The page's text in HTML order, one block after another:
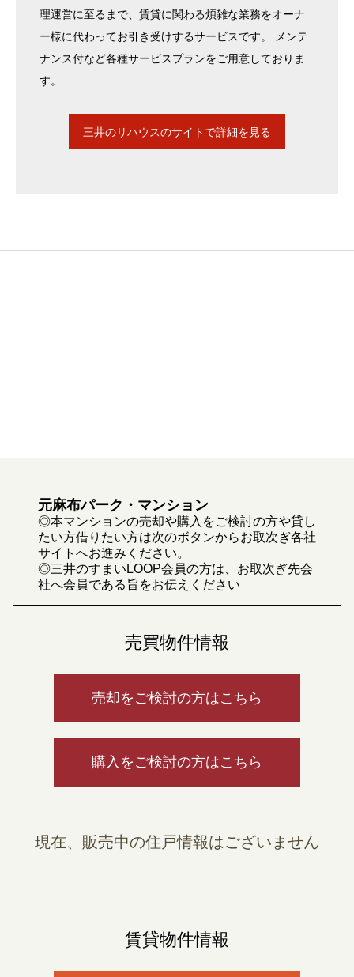
理運営に至るまで、賃貸に関わる煩雑な業務をオーナ
ー様に代わってお引き受けするサービスです。 メンテ
ナンス付など各種サービスプランをご用意しておりま
す。
三井のリハウスのサイトで詳細を見る
元麻布パーク・マンション
◎本マンションの売却や購入をご検討の方や貸し
たい方借りたい方は次のボタンからお取次ぎ各社
サイトへお進みください。
◎三井のすまいLOOP会員の方は、お取次ぎ先会
社へ会員である旨をお伝えください
売買物件情報
売却をご検討の方はこちら
購入をご検討の方はこちら
現在、販売中の住戸情報はございません
賃貸物件情報